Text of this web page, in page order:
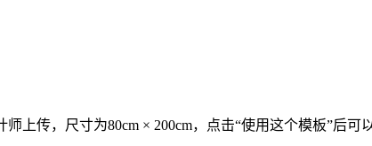
上传，尺寸为80cm × 200cm，点击“使用这个模板”后可